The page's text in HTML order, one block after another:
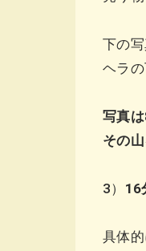
下の
ヘラ
写真
その
3） 16
具体的